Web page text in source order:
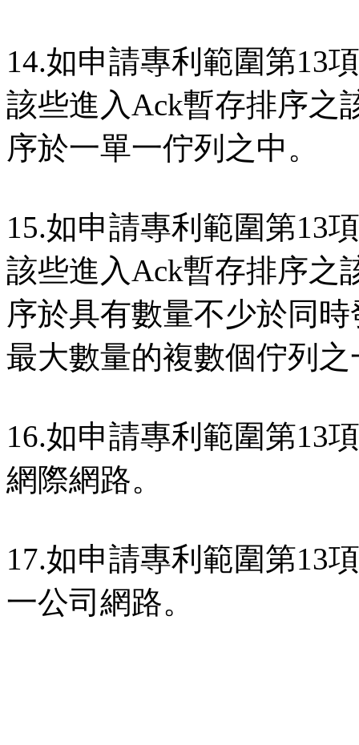
14.如申請專利範圍第13
該些進入Ack暫存排序之
序於一單一佇列之中。
15.如申請專利範圍第13
該些進入Ack暫存排序之
序於具有數量不少於同
最大數量的複數個佇列
16.如申請專利範圍第13
網際網路。
17.如申請專利範圍第13
一公司網路。